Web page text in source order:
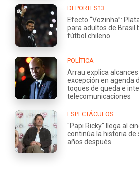
DEPORTES13
Efecto “Vozinha”:
para adultos de Brasil
fútbol chileno
POLÍTICA
Arrau explica
excepción en agenda
toques de queda e
telecomunicaciones
ESPECTÁCULOS
"Papi Ricky" llega al
continúa la historia de
años después